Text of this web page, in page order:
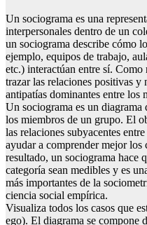
Un sociograma es una
interpersonales dentro de un
un sociograma describe cómo
ejemplo, equipos de trabajo,
etc.) interactúan entre sí.
trazar las relaciones positivas y
antipatías dominantes entre los
Un sociograma es un diagrama
los miembros de un grupo. El
las relaciones subyacentes
ayudar a comprender mejor
resultado, un sociograma hace
categoría sean medibles y es
más importantes de la
ciencia social empírica.
Visualiza todos los casos que
ego). El diagrama se compone